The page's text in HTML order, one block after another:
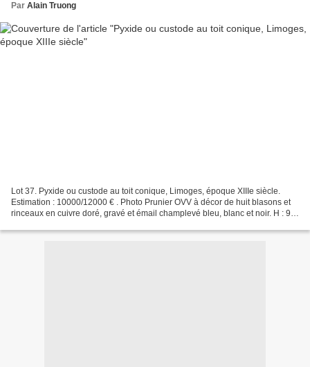
Par Alain Truong
Lot 37. Pyxide ou custode au toit conique, Limoges, époque XIIIe siècle.
Estimation : 10000/12000 € . Photo Prunier OVV à décor de huit blasons et
rinceaux en cuivre doré, gravé et émail champlevé bleu, blanc et noir. H : 9,5